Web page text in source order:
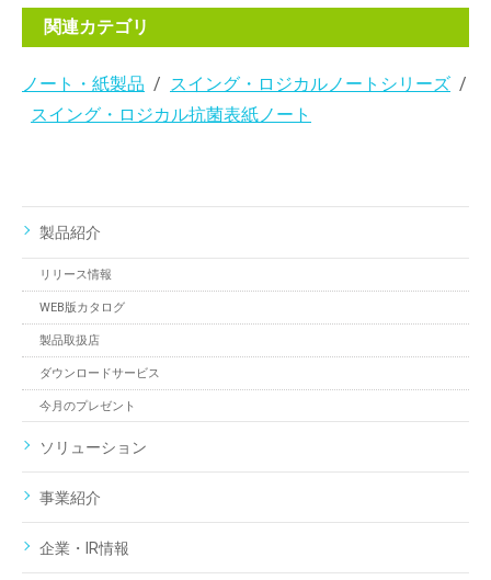
関連カテゴリ
ノート・紙製品
スイング・ロジカルノートシリーズ
スイング・ロジカル抗菌表紙ノート
製品紹介
リリース情報
WEB版カタログ
製品取扱店
ダウンロードサービス
今月のプレゼント
ソリューション
事業紹介
企業・IR情報